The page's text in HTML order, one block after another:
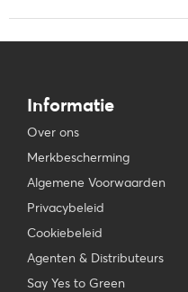
Informatie
Over ons
Merkbescherming
Algemene Voorwaarden
Privacybeleid
Cookiebeleid
Agenten & Distributeurs
Say Yes to Green